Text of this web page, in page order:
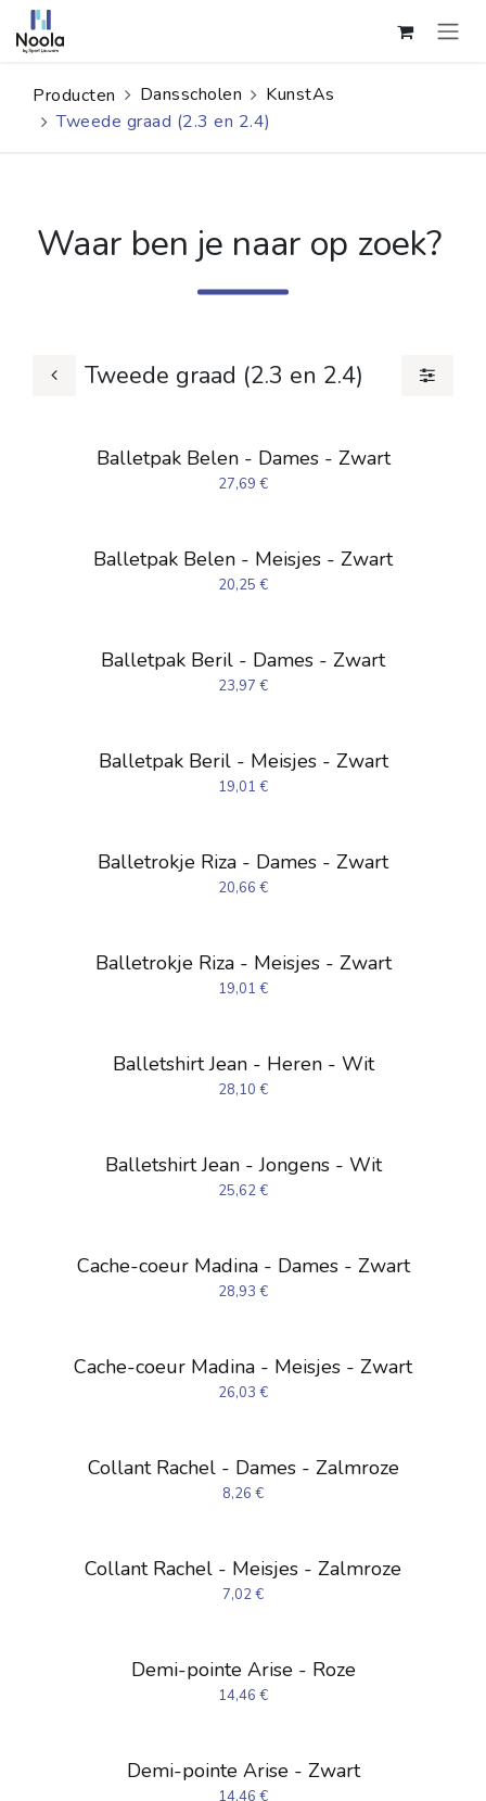
Overslaan naar inhoud
Producten Dansscholen
KunstAs
Tweede graad (2.3 en 2.4)
Waar ben je naar op zoek?
Tweede graad (2.3 en 2.4)
Balletpak Belen - Dames - Zwart
27,69 €
Balletpak Belen - Meisjes - Zwart
20,25 €
Balletpak Beril - Dames - Zwart
23,97 €
Balletpak Beril - Meisjes - Zwart
19,01 €
Balletrokje Riza - Dames - Zwart
20,66 €
Balletrokje Riza - Meisjes - Zwart
19,01 €
Balletshirt Jean - Heren - Wit
28,10 €
Balletshirt Jean - Jongens - Wit
25,62€
Cache-coeur Madina - Dames - Zwart
28,93 €
Cache-coeur Madina - Meisjes - Zwart
26,03 €
Collant Rachel - Dames - Zalmroze
8,26 €
Collant Rachel - Meisjes - Zalmroze
7,02€
Demi-pointe Arise - Roze
14,46 €
Demi-pointe Arise - Zwart
14,46 €